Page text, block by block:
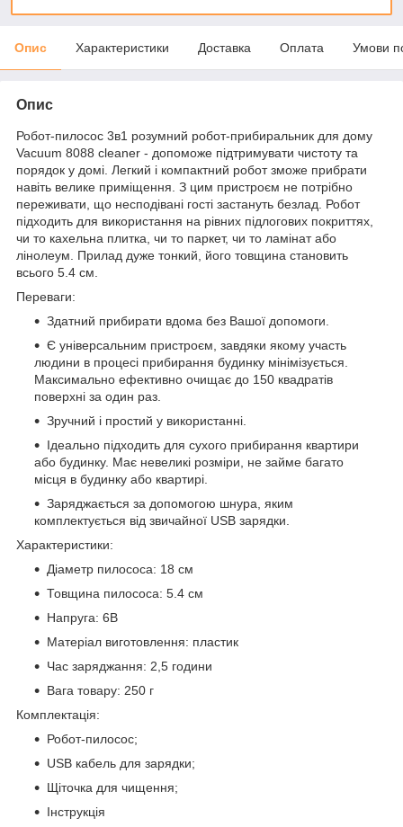
Опис Характеристики Доставка Оплата Умови
Опис
Робот-пилосос 3в1 розумний робот-прибиральник для дому
Vacuum 8088 cleaner - допоможе підтримувати чистоту та
порядок у домі. Легкий і компактний робот зможе прибрати
навіть велике приміщення. З цим пристроєм не потрібно
переживати, що несподівані гості застануть безлад. Робот
підходить для використання на рівних підлогових покриттях,
чи то кахельна плитка, чи то паркет, чи то ламінат або
лінолеум. Прилад дуже тонкий, його товщина становить
всього 5.4 см.
Переваги:
Здатний прибирати вдома без Вашої допомоги.
Є універсальним пристроєм, завдяки якому участь
людини в процесі прибирання будинку мінімізується.
Максимально ефективно очищає до 150 квадратів
поверхні за один раз.
Зручний і простий у використанні.
Ідеально підходить для сухого прибирання квартири
або будинку. Має невеликі розміри, не займе багато
місця в будинку або квартирі.
Заряджається за допомогою шнура, яким
комплектується від звичайної USB зарядки.
Характеристики:
Діаметр пилососа: 18 см
Товщина пилососа: 5.4 см
Напруга: 6В
Матеріал виготовлення: пластик
Час заряджання: 2,5 години
Вага товару: 250 г
Комплектація:
Робот-пилосос;
USB кабель для зарядки;
Щіточка для чищення;
Інструкція